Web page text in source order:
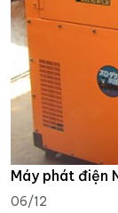
Máy phát điện
06/12